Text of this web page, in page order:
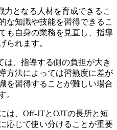
力となる人材を育成できるこ
な知識や技能を習得できるこ
も自身の業務を見直し、指導
られます。
は、指導する側の負担が大き
方法によっては習熟度に差が
を習得することが難しい場合
。
は、Off-JTとOJTの長所と短
応じて使い分けることが重要